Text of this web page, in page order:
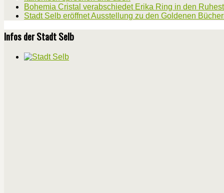
Bohemia Cristal verabschiedet Erika Ring in den
Stadt Selb eröffnet Ausstellung zu den Goldenen
Infos der Stadt Selb